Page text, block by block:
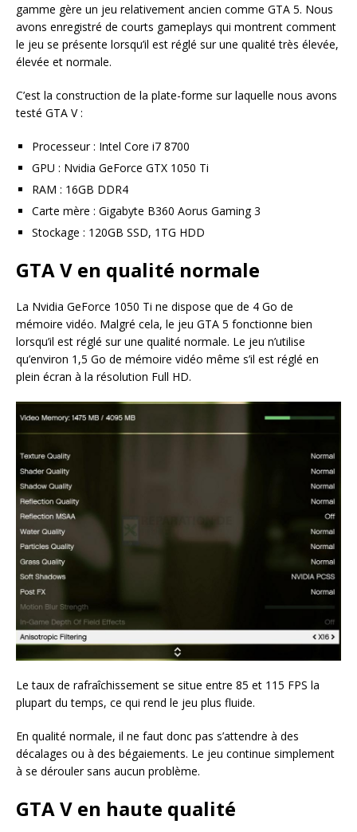
gamme gère un jeu relativement ancien comme GTA 5. Nous
avons enregistré de courts gameplays qui montrent comment
le jeu se présente lorsqu’il est réglé sur une qualité très élevée,
élevée et normale.
C’est la construction de la plate-forme sur laquelle nous avons
testé GTA V :
Processeur : Intel Core i7 8700
GPU : Nvidia GeForce GTX 1050 Ti
RAM : 16GB DDR4
Carte mère : Gigabyte B360 Aorus Gaming 3
Stockage : 120GB SSD, 1TG HDD
GTA V en qualité normale
La Nvidia GeForce 1050 Ti ne dispose que de 4 Go de
mémoire vidéo. Malgré cela, le jeu GTA 5 fonctionne bien
lorsqu’il est réglé sur une qualité normale. Le jeu n’utilise
qu’environ 1,5 Go de mémoire vidéo même s’il est réglé en
plein écran à la résolution Full HD.
Le taux de rafraîchissement se situe entre 85 et 115 FPS la
plupart du temps, ce qui rend le jeu plus fluide.
En qualité normale, il ne faut donc pas s’attendre à des
décalages ou à des bégaiements. Le jeu continue simplement
à se dérouler sans aucun problème.
GTA V en haute qualité